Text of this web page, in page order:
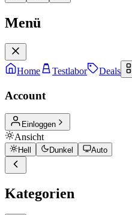
Menü
Home Testlabor Deals
Account
Einloggen
Ansicht
Hell Dunkel Auto
Kategorien